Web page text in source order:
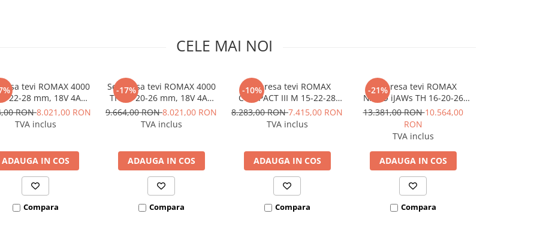
CELE MAI NOI
tevi ROMAX 4000
22-28 mm, 18V 4Ah
EU
RON8.021,00 RON
TVA inclus
ADAUGA IN COS
Compara
-17%
Set presa tevi ROMAX 4000
TH 16-20-26 mm, 18V 4Ah
EU
9.664,00 RON8.021,00 RON
TVA inclus
ADAUGA IN COS
Compara
-10%
Set presa tevi ROMAX
COMPACT III M 15-22-28
mm, 18V 2Ah EU AMPShare
8.283,00 RON7.415,00 RON
TVA inclus
ADAUGA IN COS
Compara
-21%
Set presa tevi ROMAX
NANO iJAWs TH 16-20-26
mm, 18V 2Ah CAS
13.381,00 RON10.564,00
RON
TVA inclus
ADAUGA IN COS
Compara